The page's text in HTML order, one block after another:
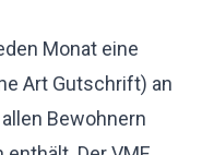
Monat eine
Art Gutschrift) an
Bewohnern